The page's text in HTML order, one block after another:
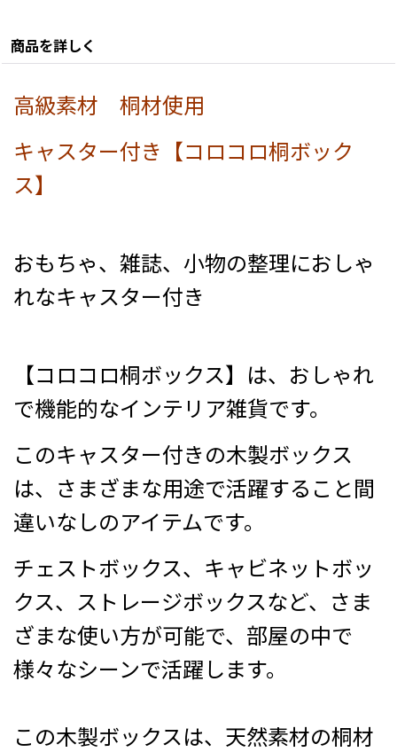
商品を詳しく
高級素材 桐材使用
キャスター付き【コロコロ桐ボック
ス】
おもちゃ、雑誌、小物の整理におしゃ
れなキャスター付き
【コロコロ桐ボックス】は、おしゃれ
で機能的なインテリア雑貨です。
このキャスター付きの木製ボックス
は、さまざまな用途で活躍すること間
違いなしのアイテムです。
チェストボックス、キャビネットボッ
クス、ストレージボックスなど、さま
ざまな使い方が可能で、部屋の中で
様々なシーンで活躍します。
この木製ボックスは、天然素材の桐材